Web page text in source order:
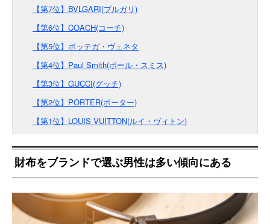
【第7位】BVLGARI(ブルガリ)
【第6位】COACH(コーチ)
【第5位】ボッテガ・ヴェネタ
【第4位】Paul Smith(ポール・スミス)
【第3位】GUCCI(グッチ)
【第2位】PORTER(ポーター)
【第1位】LOUIS VUITTON(ルイ・ヴィトン)
財布をブランドで選ぶ男性は多い傾向にある